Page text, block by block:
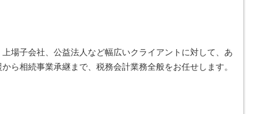
場子会社、公益法人など幅広いクライアントに対して、あ
ら相続事業承継まで、税務会計業務全般をお任せします。